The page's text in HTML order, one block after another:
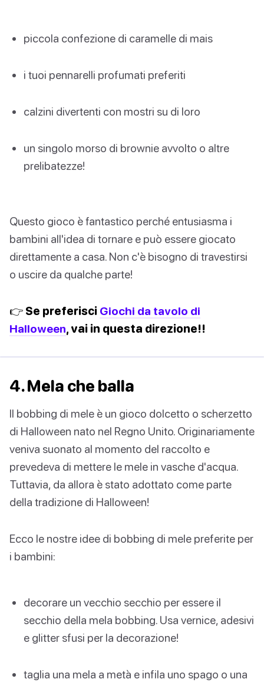
piccola confezione di caramelle di mais
i tuoi pennarelli profumati preferiti
calzini divertenti con mostri su di loro
un singolo morso di brownie avvolto o altre
prelibatezze!
Questo gioco è fantastico perché entusiasma i
bambini all'idea di tornare e può essere giocato
direttamente a casa. Non c'è bisogno di travestirsi
o uscire da qualche parte!
👉 Se preferisci Giochi da tavolo di
Halloween, vai in questa direzione!!
4. Mela che balla
Il bobbing di mele è un gioco dolcetto o scherzetto
di Halloween nato nel Regno Unito. Originariamente
veniva suonato al momento del raccolto e
prevedeva di mettere le mele in vasche d'acqua.
Tuttavia, da allora è stato adottato come parte
della tradizione di Halloween!
Ecco le nostre idee di bobbing di mele preferite per
i bambini:
decorare un vecchio secchio per essere il
secchio della mela bobbing. Usa vernice, adesivi
e glitter sfusi per la decorazione!
taglia una mela a metà e infila uno spago o una